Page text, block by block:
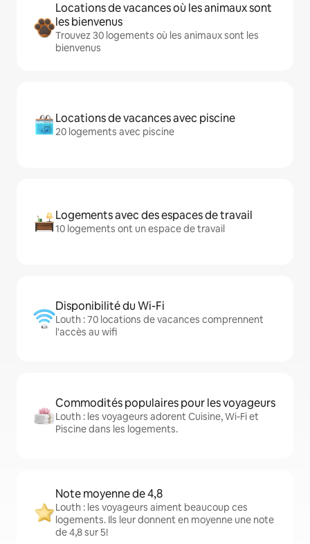
Locations de vacances où les animaux sont
les bienvenus
Trouvez 30 logements où les animaux sont les
bienvenus
Locations de vacances avec piscine
20 logements avec piscine
Logements avec des espaces de travail
10 logements ont un espace de travail
Disponibilité du Wi-Fi
Louth : 70 locations de vacances comprennent
l'accès au wifi
Commodités populaires pour les voyageurs
Louth : les voyageurs adorent Cuisine, Wi-Fi et
Piscine dans les logements.
Note moyenne de 4,8
Louth : les voyageurs aiment beaucoup ces
logements. Ils leur donnent en moyenne une note
de 4,8 sur 5!